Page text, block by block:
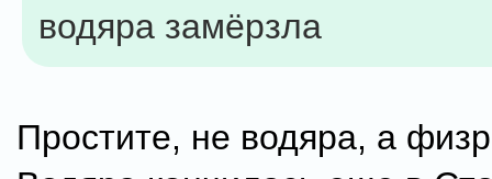
водяра замёрзла
Простите, не водяра, а